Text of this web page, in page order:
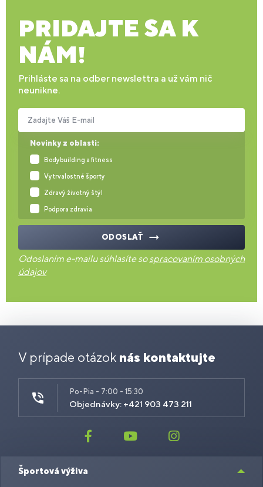
PRIDAJTE SA K
NÁM!
Prihláste sa na odber newslettra a už vám nič
neunikne.
Novinky z oblasti:
Bodybuilding a fitness
Vytrvalostné športy
Zdravý životný štýl
Podpora zdravia
Zadajte Váš E-mail
ODOSLAŤ
Odoslaním e-mailu súhlasíte sospracovaním osobných
údajov
V prípade otázok nás kontaktujte
Po-Pia - 7:00 - 15:30
Objednávky: +421 903 473 211
Športová výživa